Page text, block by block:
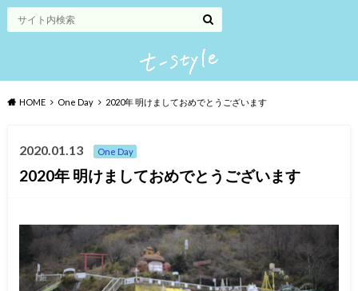
HOME One Day 2020年 明けましておめでとうございます
2020.01.13 One Day
2020年 明けましておめでとうございます